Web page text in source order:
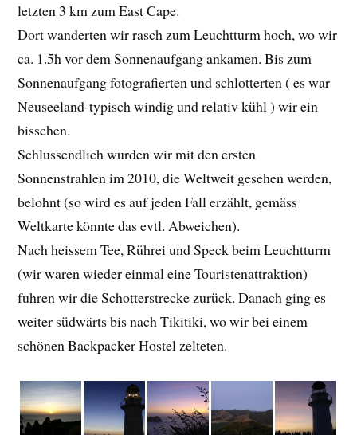
letzten 3 km zum East Cape.
Dort wanderten wir rasch zum Leuchtturm hoch, wo wir
ca. 1.5h vor dem Sonnenaufgang ankamen. Bis zum
Sonnenaufgang fotografierten und schlotterten ( es war
Neuseeland-typisch windig und relativ kühl ) wir ein
bisschen.
Schlussendlich wurden wir mit den ersten
Sonnenstrahlen im 2010, die Weltweit gesehen werden,
belohnt (so wird es auf jeden Fall erzählt, gemäss
Weltkarte könnte das evtl. Abweichen).
Nach heissem Tee, Rührei und Speck beim Leuchtturm
(wir waren wieder einmal eine Touristenattraktion)
fuhren wir die Schotterstrecke zurück. Danach ging es
weiter südwärts bis nach Tikitiki, wo wir bei einem
schönen Backpacker Hostel zelteten.